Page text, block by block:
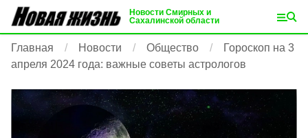
Новости Смирных и
Сахалинской области
Главная Новости Общество
Гороскоп на 3
апреля 2024 года: важные советы астрологов